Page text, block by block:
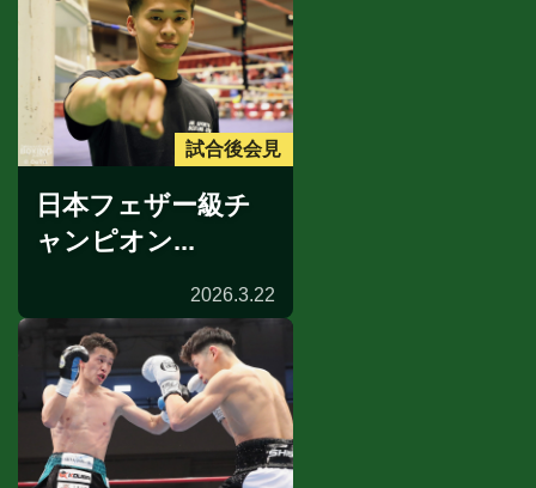
試合後会見
日本フェザー級チ
ャンピオン...
2026.3.22